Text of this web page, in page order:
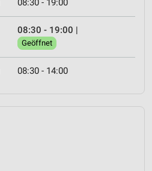
08:30 - 19:00
08:30 - 19:00 |
Geöffnet
08:30 - 14:00